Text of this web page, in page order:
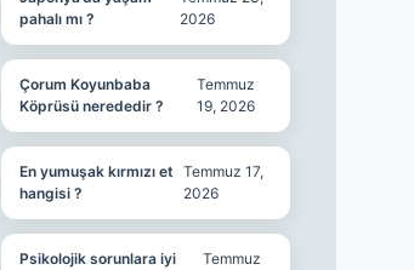
pahalı mı ?
2026
Çorum Koyunbaba
Köprüsü nerededir ?
Temmuz
19, 2026
En yumuşak kırmızı et
hangisi ?
Temmuz 17,
2026
Psikolojik sorunlara iyi
Temmuz